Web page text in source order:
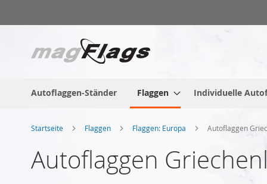
Inhalt
Autoflaggen-Ständer Flaggen Individuelle
Startseite Flaggen Flaggen: Europa Autoflaggen
Autoflaggen